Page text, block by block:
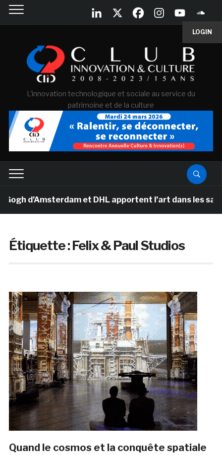
LOGIN
L'innovation technologique et sociale au service du
patrimoine et de la culture
d’Amsterdam et DHL apportent l’art dans les salles
Étiquette :Felix & Paul Studios
Quand le cosmos et la conquête spatiale